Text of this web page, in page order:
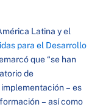
Latina y el
para el Desarrollo
que “se han
de
– es
– así como